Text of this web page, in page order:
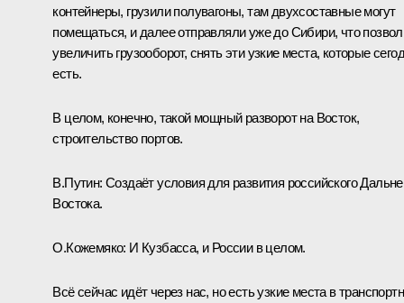
контейнеры, грузили полувагоны, там двухсоставные могут
помещаться, и далее отправляли уже до Сибири, что
увеличить грузооборот, снять эти узкие места, которые
есть.
В целом, конечно, такой мощный разворот на Восток,
строительство портов.
В.Путин: Создаёт условия для развития российского
Востока.
О.Кожемяко: И Кузбасса, и России в целом.
Всё сейчас идёт через нас, но есть узкие места в